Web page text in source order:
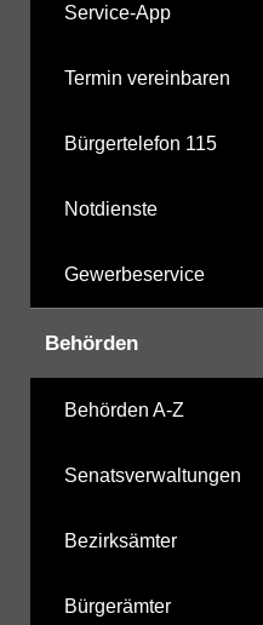
Service-App
Termin vereinbaren
Bürgertelefon 115
Notdienste
Gewerbeservice
Behörden
Behörden A-Z
Senatsverwaltungen
Bezirksämter
Bürgerämter